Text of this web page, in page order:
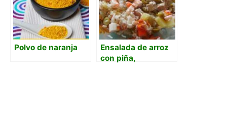
Polvo de naranja
Ensalada de arroz
con piña,